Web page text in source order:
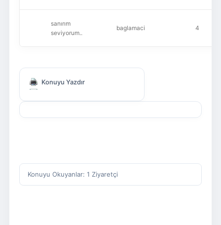
sanırım
seviyorum..
baglamaci 4
Konuyu Yazdır
Konuyu Okuyanlar: 1 Ziyaretçi